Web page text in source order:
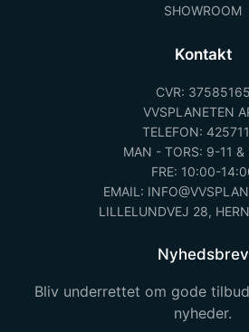
SHOWROOM
Kontakt
CVR: 37585165
VVSPLANETEN
TELEFON:
MAN - TORS: 9-11 &
FRE: 10:00-
EMAIL:
LILLELUNDVEJ 28,
Nyhedsbrev
Bliv underrettet om gode
nyheder.